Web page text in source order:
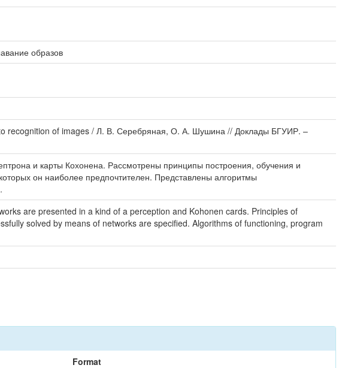
образов
recognition of images / Л. В. Серебряная, О. А. Шушина // Доклады БГУИР. –
и карты Кохонена. Рассмотрены принципы построения, обучения и
он наиболее предпочтителен. Представлены алгоритмы
are presented in a kind of a perception and Kohonen cards. Principles of
solved by means of networks are specified. Algorithms of functioning, program
Format